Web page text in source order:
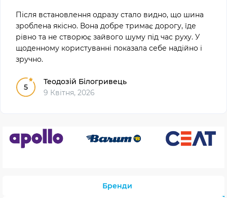
Після встановлення одразу стало видно, що шина
зроблена якісно. Вона добре тримає дорогу, їде
рівно та не створює зайвого шуму під час руху. У
щоденному користуванні показала себе надійно і
зручно.
5
Теодозій Білогривець
9 Квітня, 2026
Бренди